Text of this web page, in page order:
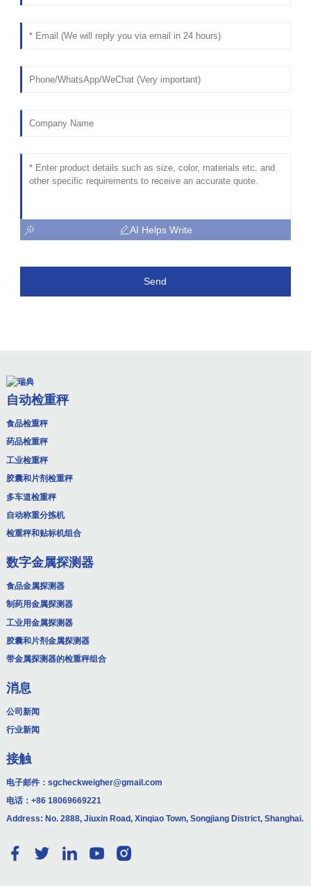
AI Helps Write
Send
自动检重秤
食品检重秤
药品检重秤
工业检重秤
胶囊和片剂检重秤
多车道检重秤
自动称重分拣机
检重秤和贴标机组合
数字金属探测器
食品金属探测器
制药用金属探测器
工业用金属探测器
胶囊和片剂金属探测器
带金属探测器的检重秤组合
消息
公司新闻
行业新闻
接触
电子邮件： sgcheckweigher@gmail.com
电话： +86 18069669221
Address: No. 2888, Jiuxin Road, Xinqiao Town, Songjiang District, Shanghai.